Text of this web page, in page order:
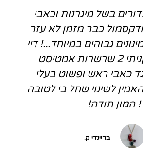
בשל מיגרנות וכאבי
כבר מזמן לא עזר
גבוהים במיוחד...! דיי
בהססנות קניתי 2 שרשרות אמטיסט
כאבי ראש ופשוט בעלי
לשינוי שחל בי לטובה
! המון תודה!
בריינדי ק.